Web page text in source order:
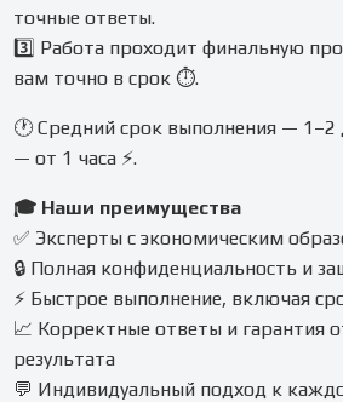
точные ответы.
3️⃣ Работа проходит финальную
вам точно в срок ⏱.
🕐 Средний срок выполнения — 1–2
— от 1 часа ⚡.
🎓 Наши преимущества
✅ Эксперты с экономическим
🔒 Полная конфиденциальность и
⚡ Быстрое выполнение, включая
📈 Корректные ответы и гарантия
результата
💬 Индивидуальный подход к